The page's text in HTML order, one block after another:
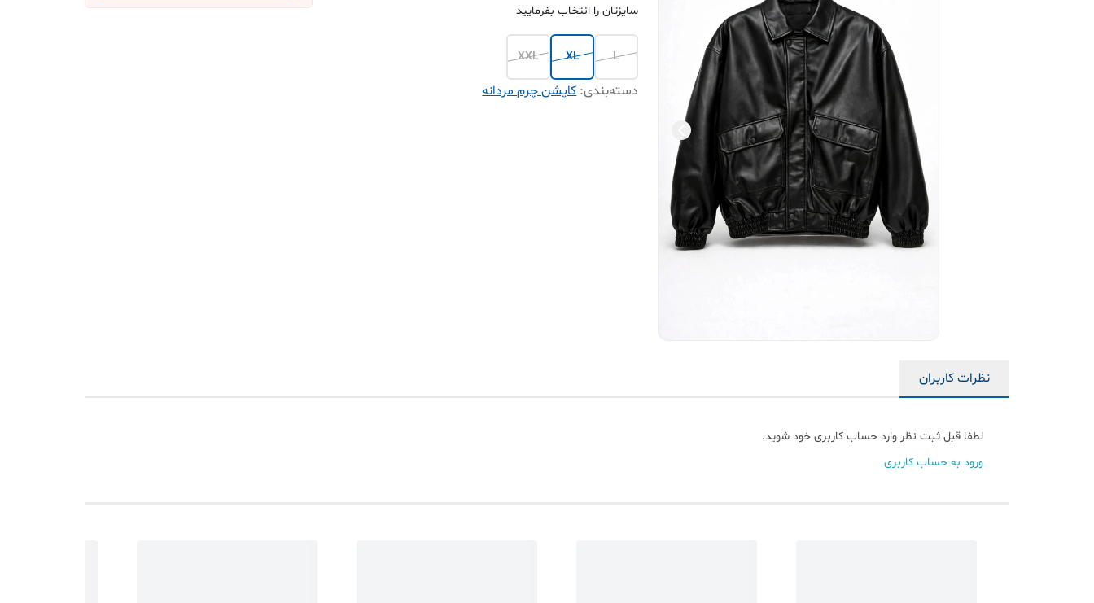
سایزتان را انتخاب بفرمایید
L
XL
XXL
دسته‌بندی:کاپشن چرم مردانه
نظرات کاربران
لطفا قبل ثبت نظر وارد حساب کاربری خود شوید.
ورود به حساب کاربری